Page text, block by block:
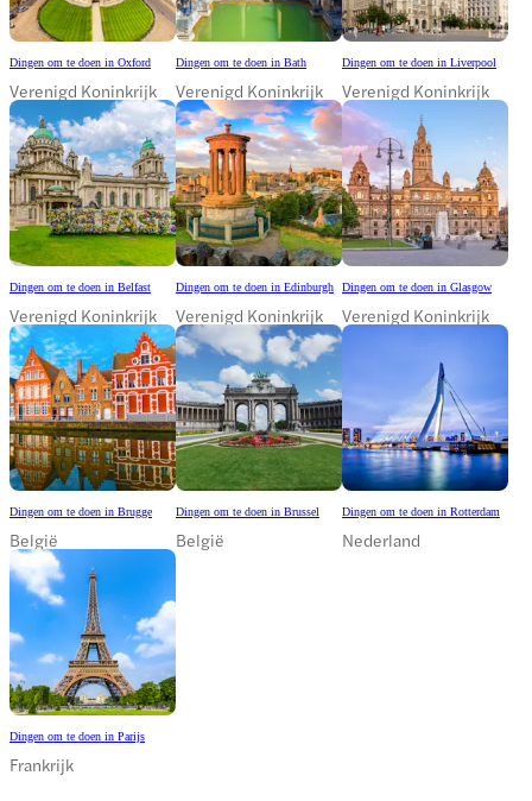
Dingen om te doen in Oxford
Verenigd Koninkrijk
Dingen om te doen in Bath
Verenigd Koninkrijk
Dingen om te doen in Liverpool
Verenigd Koninkrijk
Dingen om te doen in Belfast
Verenigd Koninkrijk
Dingen om te doen in Edinburgh
Verenigd Koninkrijk
Dingen om te doen in Glasgow
Verenigd Koninkrijk
Dingen om te doen in Brugge
België
Dingen om te doen in Brussel
België
Dingen om te doen in Rotterdam
Nederland
Dingen om te doen in Parijs
Frankrijk